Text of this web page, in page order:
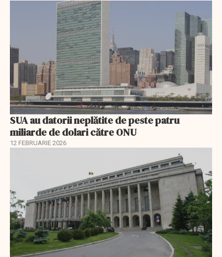
SUA au datorii neplătite de peste patru
miliarde de dolari către ONU
12 FEBRUARIE 2026